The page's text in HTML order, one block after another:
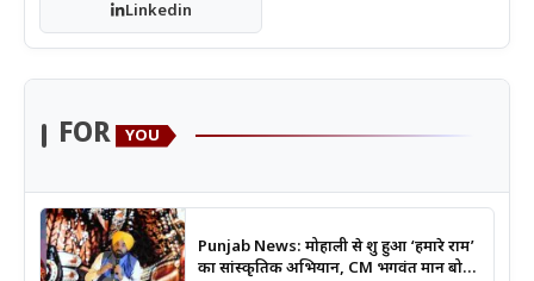
Linkedin
FOR YOU
Punjab News: मोहाली से शुरू हुआ ‘हमारे राम’
का सांस्कृतिक अभियान, CM भगवंत मान बोले-